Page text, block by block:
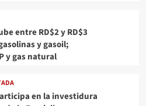
entre RD$2 y RD$3
y gasoil;
y gas natural
en la investidura